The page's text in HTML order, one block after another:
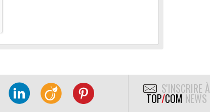
S'INSCRIRE À
TOP/COM NEWS